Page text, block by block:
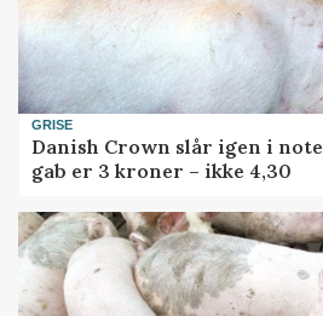
GRISE
Danish Crown slår igen i
gab er 3 kroner – ikke 4,30